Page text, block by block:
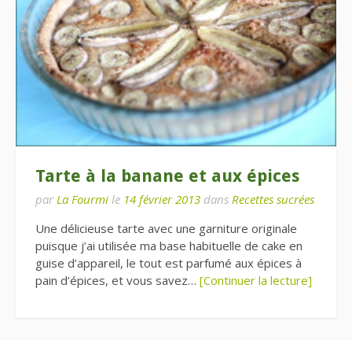
Tarte à la banane et aux épices
par La Fourmi le 14 février 2013 dans Recettes sucrées
Une délicieuse tarte avec une garniture originale
puisque j’ai utilisée ma base habituelle de cake en
guise d’appareil, le tout est parfumé aux épices à
pain d’épices, et vous savez… [Continuer la lecture]